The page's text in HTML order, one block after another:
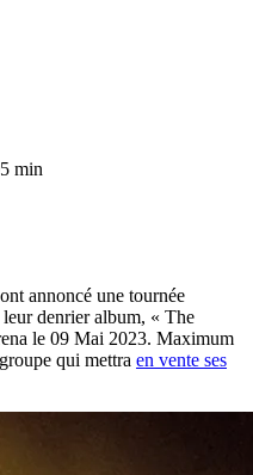
min
annoncé une tournée
leur denrier album, « The
le 09 Mai 2023. Maximum
qui mettra en vente ses